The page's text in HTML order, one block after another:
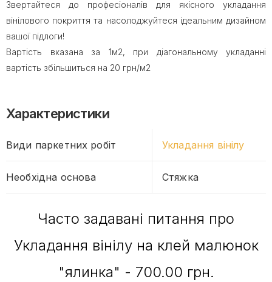
Звертайтеся до професіоналів для якісного укладання
вінілового покриття та насолоджуйтеся ідеальним дизайном
вашої підлоги!
Вартість вказана за 1м2, при діагональному укладанні
вартість збільшиться на 20 грн/м2
Характеристики
Види паркетних робіт Укладання вінілу
Необхідна основа Стяжка
Часто задавані питання про
Укладання вінілу на клей малюнок
"ялинка" - 700.00 грн.